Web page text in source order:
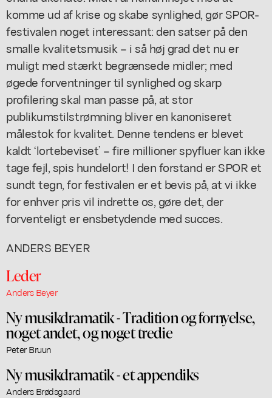
komme ud af krise og skabe synlighed, gør SPOR-
festivalen noget interessant: den satser på den
smalle kvalitetsmusik – i så høj grad det nu er
muligt med stærkt begrænsede midler; med
øgede forventninger til synlighed og skarp
profilering skal man passe på, at stor
publikumstilstrømning bliver en kanoniseret
målestok for kvalitet. Denne tendens er blevet
kaldt ‘lortebeviset’ – fire millioner spyfluer kan ikke
tage fejl, spis hundelort! I den forstand er SPOR et
sundt tegn, for festivalen er et bevis på, at vi ikke
for enhver pris vil indrette os, gøre det, der
forventeligt er ensbetydende med succes.
ANDERS BEYER
Leder
Anders Beyer
Ny musikdramatik - Tradition og fornyelse,
noget andet, og noget tredie
Peter Bruun
Ny musikdramatik - et appendiks
Anders Brødsgaard